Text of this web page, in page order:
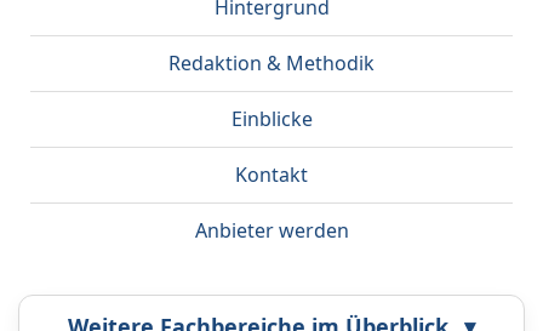
Hintergrund
Redaktion & Methodik
Einblicke
Kontakt
Anbieter werden